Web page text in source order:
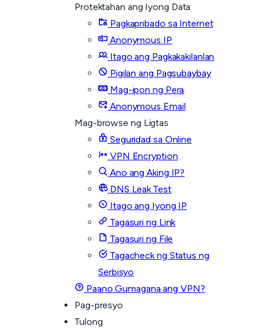
Protektahan ang Iyong Data
Pagkapribado sa Internet
Anonymous IP
Itago ang Pagkakakilanlan
Pigilan ang Pagsubaybay
Mag-ipon ng Pera
Anonymous Email
Mag-browse ng Ligtas
Seguridad sa Online
VPN Encryption
Ano ang Aking IP?
DNS Leak Test
Itago ang Iyong IP
Tagasuri ng Link
Tagasuri ng File
Tagacheck ng Status ng
Serbisyo
Paano Gumagana ang VPN?
Pag-presyo
Tulong